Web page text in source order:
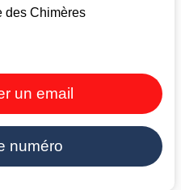
des Chimères
un email
numéro